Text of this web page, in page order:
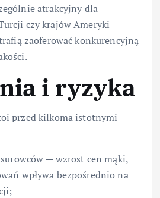
atrakcyjny dla
czy krajów Ameryki
zaoferować konkurencyjną
i ryzyka
przed kilkoma istotnymi
— wzrost cen mąki,
wpływa bezpośrednio na